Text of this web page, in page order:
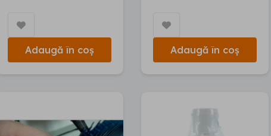
Adaugă în coș Adaugă în coș